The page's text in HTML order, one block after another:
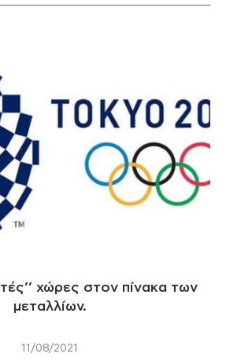
χώρες στον πίνακα των
μεταλλίων.
11/08/2021